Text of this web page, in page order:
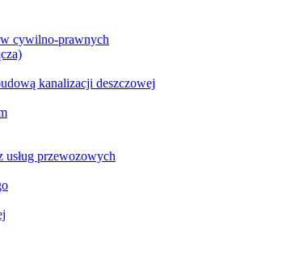
cywilno-prawnych
kanalizacji deszczowej
usług przewozowych